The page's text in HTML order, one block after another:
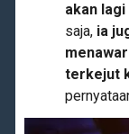
akan
saja,ia
terkejut